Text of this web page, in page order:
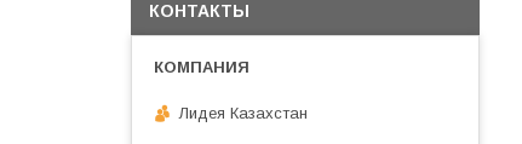
КОНТАКТЫ
Лидея Казахстан